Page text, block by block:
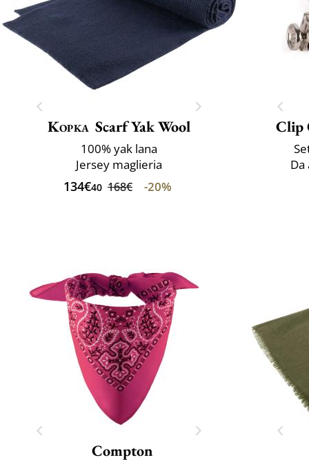
Kopka Scarf Yak Wool
100% yak lana
Jersey maglieria
134€40 168€ -20%
Clip
Da
Compton